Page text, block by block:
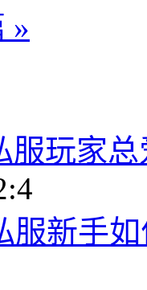
»
服玩家
服新手